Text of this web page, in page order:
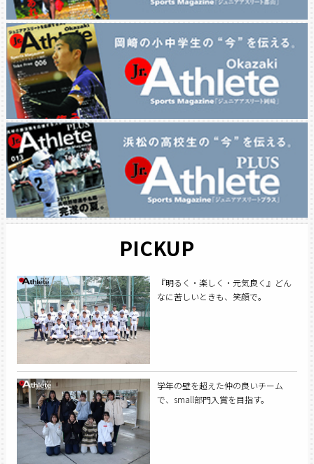
PICKUP
『明るく・楽しく・元気良く』どん
なに苦しいときも、笑顔で。
学年の壁を超えた仲の良いチーム
で、small部門入賞を目指す。